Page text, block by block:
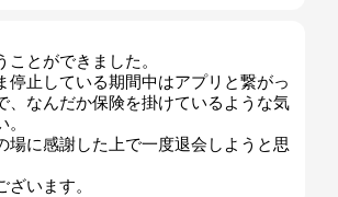
ことができました。
停止している期間中はアプリと繋がっ
、なんだか保険を掛けているような気
場に感謝した上で一度退会しようと思
ざいます。